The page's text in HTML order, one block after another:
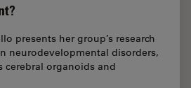
presents her group’s research
neurodevelopmental disorders,
cerebral organoids and